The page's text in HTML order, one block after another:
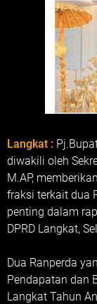
Langkat :
diwakili oleh
M.AP,
fraksi terkait dua
penting dalam
DPRD Langkat,
Dua Ranperda
Pendapatan dan
Langkat Tahun